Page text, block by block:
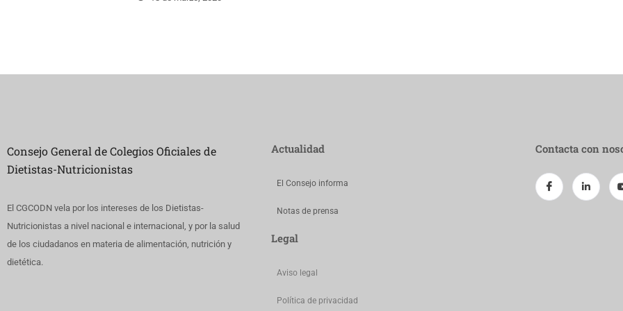
Consejo General de Colegios Oficiales de
Dietistas-Nutricionistas
El CGCODN vela por los intereses de los Dietistas-
Nutricionistas a nivel nacional e internacional, y por la salud
de los ciudadanos en materia de alimentación, nutrición y
dietética.
Actualidad
El Consejo informa
Notas de prensa
Legal
Aviso legal
Política de privacidad
Contacta con